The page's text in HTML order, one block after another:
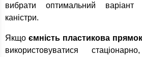
вибрати оптимальний варіант
каністри.
Якщо ємність пластикова
використовуватися